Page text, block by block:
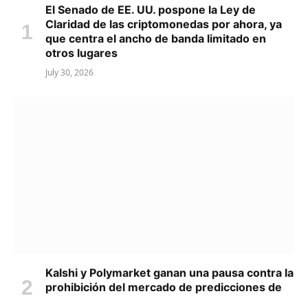
El Senado de EE. UU. pospone la Ley de
Claridad de las criptomonedas por ahora, ya
que centra el ancho de banda limitado en
otros lugares
July 30, 2026
Kalshi y Polymarket ganan una pausa contra la
prohibición del mercado de predicciones de